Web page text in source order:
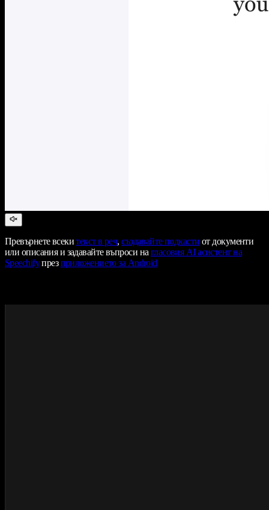
Превърнете всекитекст в реч,създавайте подкасти от документи
или описания и задавайте въпроси нагласовия AI асистент на
Speechifyпрезприложението за Android